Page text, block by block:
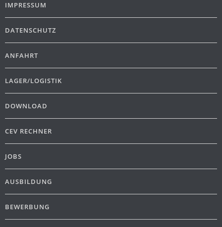
IMPRESSUM
DATENSCHUTZ
ANFAHRT
LAGER/LOGISTIK
DOWNLOAD
CEV RECHNER
JOBS
AUSBILDUNG
BEWERBUNG